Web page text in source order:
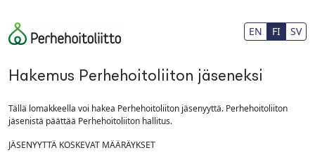
EN FI SV
Hakemus Perhehoitoliiton jäseneksi
Tällä lomakkeella voi hakea Perhehoitoliiton jäsenyyttä. Perhehoitoliiton
jäsenistä päättää Perhehoitoliiton hallitus.
JÄSENYYTTÄ KOSKEVAT MÄÄRÄYKSET